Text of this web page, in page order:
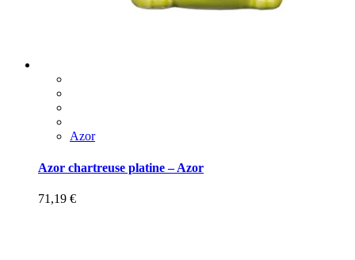
Azor
Azor chartreuse platine – Azor
71,19 €